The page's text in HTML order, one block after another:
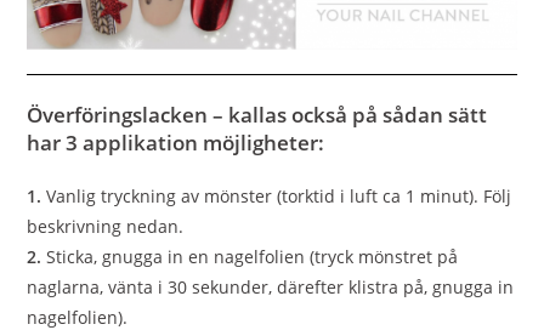
Överföringslacken – kallas också på sådan sätt
har 3 applikation möjligheter:
1. Vanlig tryckning av mönster (torktid i luft ca 1 minut). Följ
beskrivning nedan.
2. Sticka, gnugga in en nagelfolien (tryck mönstret på
naglarna, vänta i 30 sekunder, därefter klistra på, gnugga in
nagelfolien).